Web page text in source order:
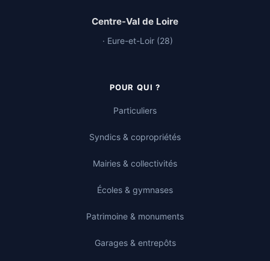
Centre-Val de Loire
· Eure-et-Loir (28)
POUR QUI ?
Particuliers
Syndics & copropriétés
Mairies & collectivités
Écoles & gymnases
Patrimoine & monuments
Garages & entrepôts